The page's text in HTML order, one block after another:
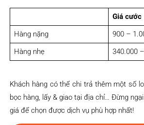
Giá cước
Hàng nặng
900 –
Hàng nhẹ
340.000
Khách hàng có thể chi trả thêm một số
bọc hàng, lấy & giao tại địa chỉ… Đừng
giá để chọn được dịch vụ phù hợp nhất!